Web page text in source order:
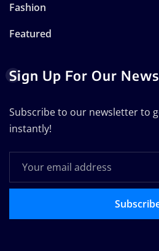
Fashion
Featured
Sign Up For Our
Subscribe to our newsletter to
instantly!